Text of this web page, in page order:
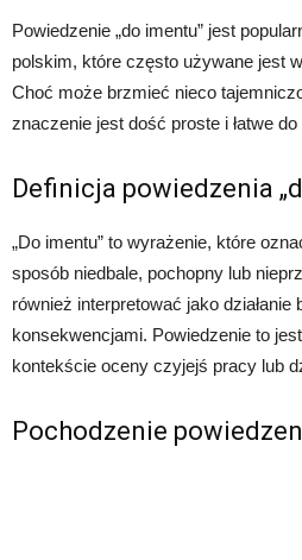
Powiedzenie „do imentu” jest
polskim, które często używane jest
Choć może brzmieć nieco
znaczenie jest dość proste i łatwe
Definicja powiedzenia
„Do imentu” to wyrażenie, które
sposób niedbale, pochopny lub
również interpretować jako
konsekwencjami. Powiedzenie to
kontekście oceny czyjejś pracy lub
Pochodzenie